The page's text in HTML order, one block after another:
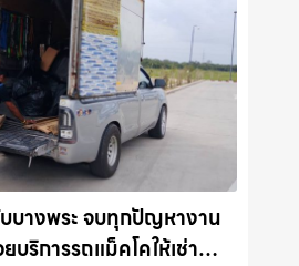
บางพระ จบทุกปัญหางาน
ริการรถแม็คโคให้เช่า